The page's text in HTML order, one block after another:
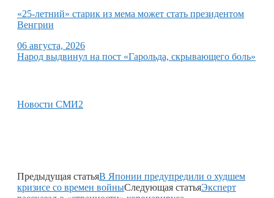
«25-летний» старик из мема может стать президентом
Венгрии
06 августа, 2026
Народ выдвинул на пост «Гарольда, скрывающего боль»
Новости СМИ2
Предыдущая статьяВ Японии предупредили о худшем
кризисе со времен войныСледующая статьяЭксперт